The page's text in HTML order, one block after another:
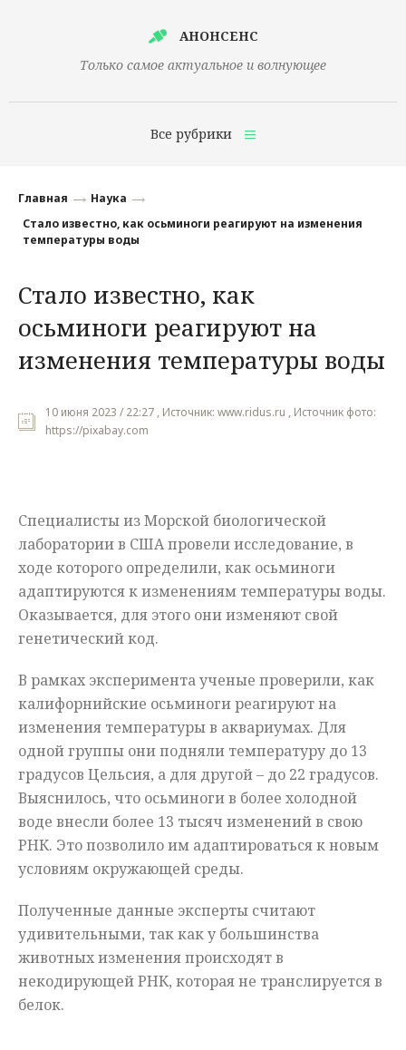
АНОНСЕНС
Только самое актуальное и волнующее
Все рубрики
Финансы
Наука
Культура
Общество
Мнения
Главная
Наука
Стало известно, как осьминоги реагируют на изменения
температуры воды
Стало известно, как
осьминоги реагируют на
изменения температуры воды
10 июня 2023 / 22:27 , Источник: www.ridus.ru , Источник фото:
https://pixabay.com
Специалисты из Морской биологической
лаборатории в США провели исследование, в
ходе которого определили, как осьминоги
адаптируются к изменениям температуры воды.
Оказывается, для этого они изменяют свой
генетический код.
В рамках эксперимента ученые проверили, как
калифорнийские осьминоги реагируют на
изменения температуры в аквариумах. Для
одной группы они подняли температуру до 13
градусов Цельсия, а для другой – до 22 градусов.
Выяснилось, что осьминоги в более холодной
воде внесли более 13 тысяч изменений в свою
РНК. Это позволило им адаптироваться к новым
условиям окружающей среды.
Полученные данные эксперты считают
удивительными, так как у большинства
животных изменения происходят в
некодирующей РНК, которая не транслируется в
белок.